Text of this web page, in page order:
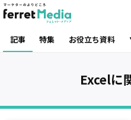
記事 特集 お役立ち資料
Excelに